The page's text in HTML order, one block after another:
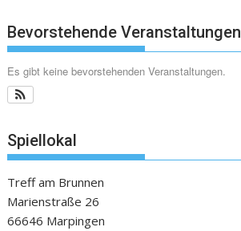
Bevorstehende Veranstaltungen
Es gibt keine bevorstehenden Veranstaltungen.
Spiellokal
Treff am Brunnen
Marienstraße 26
66646 Marpingen